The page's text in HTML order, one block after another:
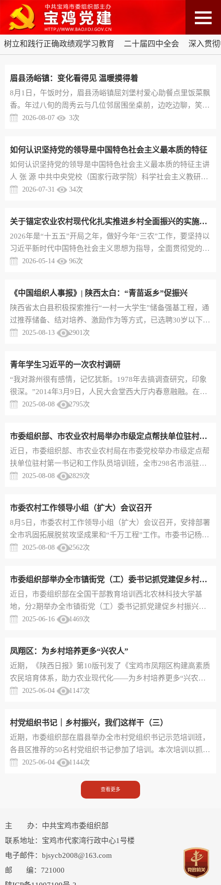
树立和践行正确政绩观学习教育 二十届四中全会 深入贯
眉县汤峪镇：变化看得见 温暖摸得着
8月1日，午饭时分，眉县汤峪镇屈刘堡村爱心助餐点里饭菜飘
香。年过八旬的周秀云与几位邻居围坐桌前，边吃边聊，笑意
盈盈。“村里有了食堂，饭菜香、有人陪，心里热乎乎的。”周
日常。目前，汤峪镇12个村的党群服务中心全部完成迭代升
级，设置便民书吧、儿童活动角、暖心服务站等功能区。村级
阵地成了群众愿意来、...
2026-08-07 3次
如何认识坚持党的领导是中国特色社会主义最本质的特征
​如何认识坚持党的领导是中国特色社会主义最本质的特征主讲
人 张 源 中共中央党校（国家行政学院）科学社会主义教研部
中国特色社会主义教研室主任在中国共产党成立105周年之
四个坚持”中，居于首位的就是“坚持党的领导是中国特色社会
主义最本质的特征”。中国特色社会主义是科学社会主义基本
原则和鲜明中国特...
2026-07-31 34次
关于锚定农业农村现代化扎实推进乡村全面振兴的实施意见
2026年是“十五五”开局之年，做好今年“三农”工作，要坚持以
习近平新时代中国特色社会主义思想为指导，全面贯彻党的二
十大和二十届历次全会精神，深入贯彻习近平总书记关于“三
作会议部署，坚持农业农村优先发展，坚持城乡融合发展，锚
定农业农村现代化，以推进乡村全面振兴为总抓手，以学习运
用“千万工程”...
2026-05-14 96次
《中国组织人事报》| 陕西太白：“青苗返乡”促振兴
​陕西省太白县积极探索推行“一村一大学生”储备强基工程，通
过推荐储备、结对培养、激励作为等方式，已选聘30岁以下37
名高校毕业生，赴村任职磨意志、强本领。一、精准选苗，加
“个人自荐+群众推荐+党组织推荐”方式，让青年大学生在乡村
找到清晰的职业价值坐标。发放《致太白县在外大学生的一封
信》，利用五...
2025-08-13 2901次
青年学生习近平的一次农村调研
“我对滁州很有感情，记忆犹新。1978年去搞调查研究，印象
很深。”2014年3月9日，人民大会堂西大厅内春意融融。在全
国两会安徽代表团审议现场，习近平总书记回忆起1978年到安
小岗村18户村民在一纸分田到户的“秘密契约”上按下鲜红的手
印，实行“大包干”——“保证国家的，留足集体的，剩下都是
自己的”。宛...
2025-08-08 2795次
市委组织部、市农业农村局举办市级定点帮扶单位驻村第一书记和工作队员培训班
近日，市委组织部、市农业农村局在市委党校举办市级定点帮
扶单位驻村第一书记和工作队员培训班，全市298名市派驻村
第一书记、工作队员参加培训，市级定点帮扶单位和各县区委
重要论述为指引，突出解读我市“三农”工作重点任务、驻村帮
扶、宜居宜业和美乡村建设等政策，邀请省委农办、省农业农
村厅和市农业农...
2025-08-08 2829次
市委农村工作领导小组（扩大）会议召开
​8月5日，市委农村工作领导小组（扩大）会议召开，安排部署
全市巩固拓展脱贫攻坚成果和“千万工程”工作。市委书记杨广
亭出席会议并讲话。市长王勇主持会议。市委副书记段小龙领
重要指示精神，推动农业增效益、农村增活力、农民增收入。
要严格落实耕地保护和粮食安全责任制，抓紧实施秋粮稳产增
产举措，守好粮...
2025-08-08 2562次
市委组织部举办全市镇街党（工）委书记抓党建促乡村振兴专题培训班
近日，市委组织部在全国干部教育培训西北农林科技大学基
地，分2期举办全市镇街党（工）委书记抓党建促乡村振兴专
题培训班，对全市涉农镇街党（工）委书记进行了全员轮训，
流研讨等方式，组织学员深入学习领会习近平总书记关于“三
农”工作的重要论述、《中国共产党农村基层组织工作条
例》、党建引领发展壮大新型...
2025-06-16 1469次
凤翔区：为乡村培养更多“兴农人”
近期，《陕西日报》第10版刊发了《宝鸡市凤翔区构建高素质
农民培育体系，助力农业现代化——为乡村培养更多“兴农
人”》一文，详细报道了我市凤翔区培育产业发展、农村电
注。 在凤翔区活跃着许多农业专家。他们构建起一套多层
次、立体化的培训体系，培育高素质农民，让越来越多的“新
农人”成为“兴农人”，为...
2025-06-04 1147次
村党组织书记｜乡村振兴，我们这样干（三）
近期，市委组织部在眉县举办全市村党组织书记示范培训班，
各县区推荐的50名村党组织书记参加了培训。本次培训以抓党
建促乡村振兴为主题，紧密结合村党组织书记岗位特点，精心
容丰富、形式多样，学员们纷纷表示收获很大、受益匪浅，要
将本次培训成果融入工作、学思贯通，不断提升抓党建促乡村
家学习借鉴。王宏波 ...
2025-06-04 1144次
查看更多
主 办：中共宝鸡市委组织部
联系地址：宝鸡市代家湾行政中心1号楼
电子邮件：bjsycb2008@163.com
邮 编：721000